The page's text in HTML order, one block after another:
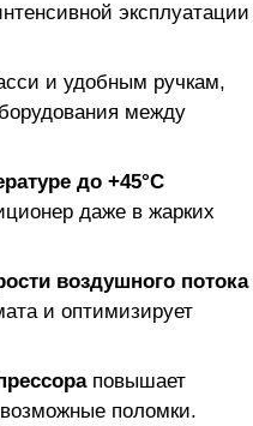
эксплуатации
и удобным ручкам,
между
до +45°C
даже в жарких
воздушного потока
и оптимизирует
повышает
поломки.